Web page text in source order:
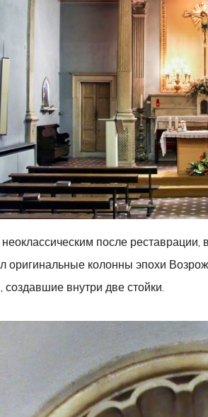
после реставрации,
оригинальные колонны эпохи
внутри две стойки.